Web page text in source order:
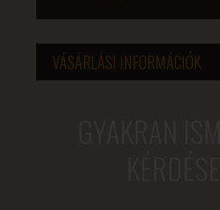
VÁSÁRLÁSI INFORMÁCIÓK
GYAKRAN